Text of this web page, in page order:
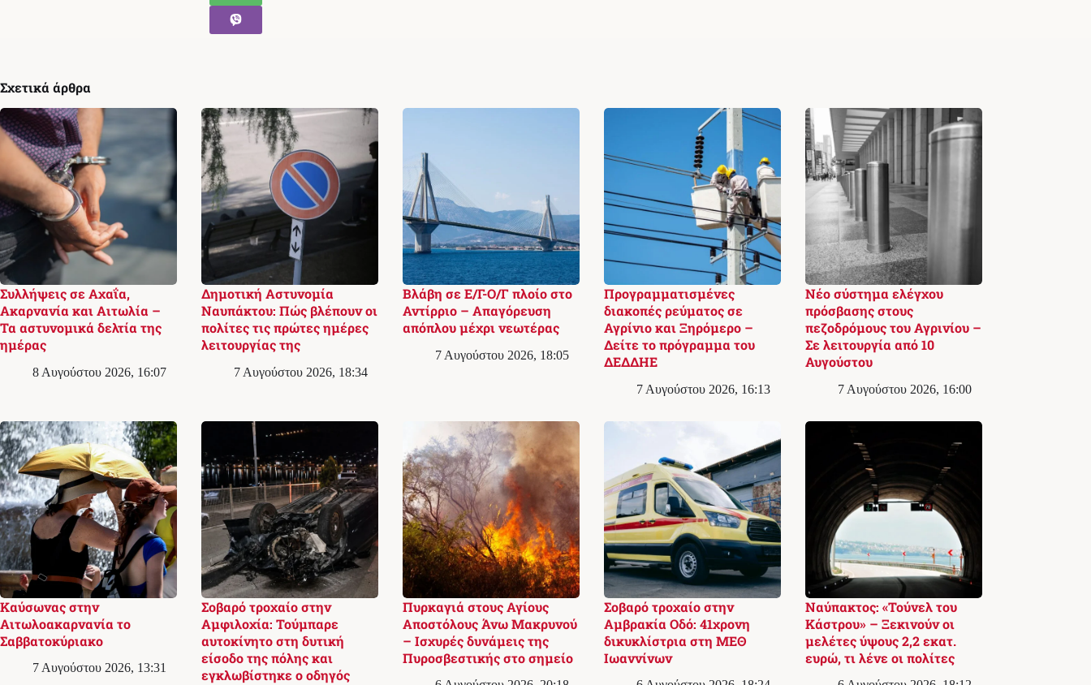
Σχετικά άρθρα
Συλλήψεις σε Αχαΐα,
Ακαρνανία και Αιτωλία –
Τα αστυνομικά δελτία της
ημέρας
8 Αυγούστου 2026, 16:07
Δημοτική Αστυνομία
Ναυπάκτου: Πώς βλέπουν οι
πολίτες τις πρώτες ημέρες
λειτουργίας της
7 Αυγούστου 2026, 18:34
Βλάβη σε Ε/Γ-Ο/Γ πλοίο στο
Αντίρριο – Απαγόρευση
απόπλου μέχρι νεωτέρας
7 Αυγούστου 2026, 18:05
Προγραμματισμένες
διακοπές ρεύματος σε
Αγρίνιο και Ξηρόμερο –
Δείτε το πρόγραμμα του
ΔΕΔΔΗΕ
7 Αυγούστου 2026, 16:13
Νέο σύστημα ελέγχου
πρόσβασης στους
πεζοδρόμους του Αγρινίου –
Σε λειτουργία από 10
Αυγούστου
7 Αυγούστου 2026, 16:00
Καύσωνας στην
Αιτωλοακαρνανία το
Σαββατοκύριακο
7 Αυγούστου 2026, 13:31
Σοβαρό τροχαίο στην
Αμφιλοχία: Τούμπαρε
αυτοκίνητο στη δυτική
είσοδο της πόλης και
εγκλωβίστηκε ο οδηγός
Πυρκαγιά στους Αγίους
Αποστόλους Άνω Μακρυνού
– Ισχυρές δυνάμεις της
Πυροσβεστικής στο σημείο
Σοβαρό τροχαίο στην
Αμβρακία Οδό: 41χρονη
δικυκλίστρια στη ΜΕΘ
Ιωαννίνων
Ναύπακτος: «Τούνελ του
Κάστρου» – Ξεκινούν οι
μελέτες ύψους 2,2 εκατ.
ευρώ, τι λένε οι πολίτες